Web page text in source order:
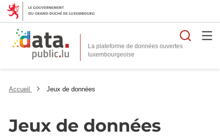
La plateforme de données ouvertes
Accueil Jeux de données
Jeux de données